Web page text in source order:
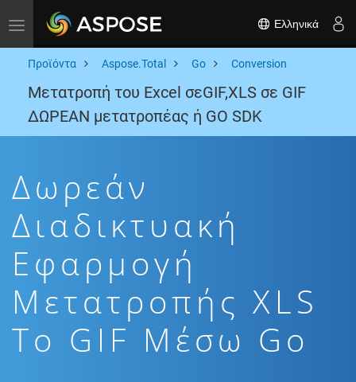
Toggle navigation Ελληνικά
Προϊόντα Aspose.Total Go Conversion
Μετατροπή του Excel σεGIF,XLS σε GIF
ΔΩΡΕΑΝ μετατροπέας ή GO SDK
Δωρεάν
Διαδικτυακή
Εφαρμογή
Μετατροπής XLS
To GIF Μέσω Go